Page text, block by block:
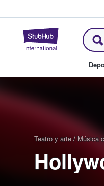
Teatro y arte / Música